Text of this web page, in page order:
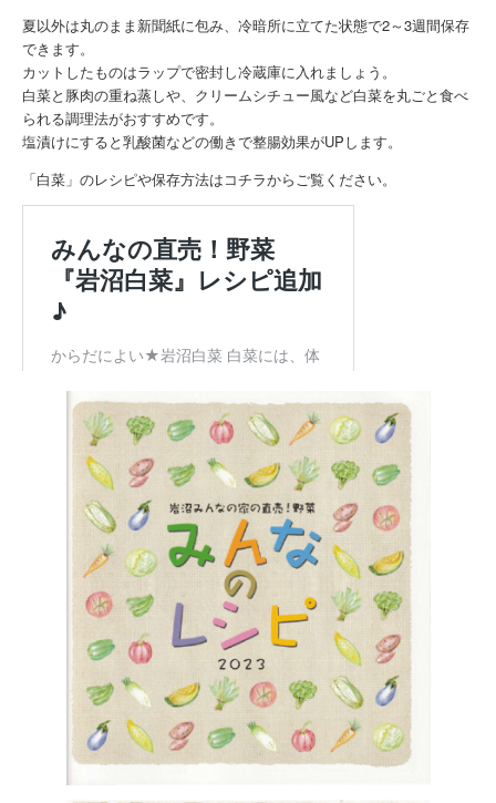
夏以外は丸のまま新聞紙に包み、冷暗所に立てた状態で2～3週間保存
できます。
カットしたものはラップで密封し冷蔵庫に入れましょう。
白菜と豚肉の重ね蒸しや、クリームシチュー風など白菜を丸ごと食べ
られる調理法がおすすめです。
塩漬けにすると乳酸菌などの働きで整腸効果がUPします。
「白菜」のレシピや保存方法はコチラからご覧ください。